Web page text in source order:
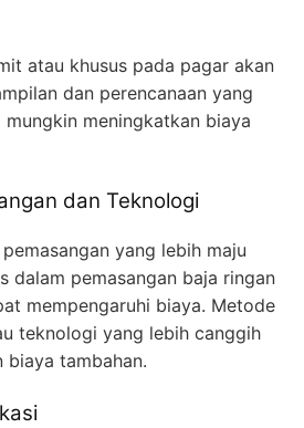
atau khusus pada pagar akan
dan perencanaan yang
meningkatkan biaya
dan Teknologi
yang lebih maju
dalam pemasangan baja ringan
mempengaruhi biaya. Metode
teknologi yang lebih canggih
biaya tambahan.